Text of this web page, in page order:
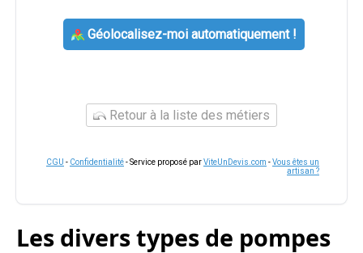
Géolocalisez-moi automatiquement !
Retour à la liste des métiers
CGU - Confidentialité- Service proposé parViteUnDevis.com -Vous êtes un
artisan ?
Les divers types de pompes